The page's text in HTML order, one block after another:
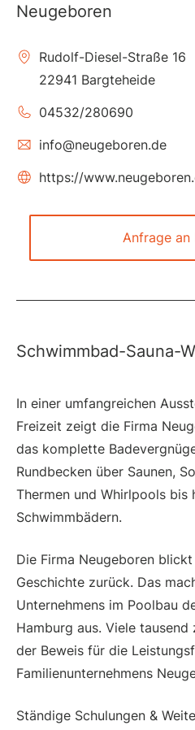
Neugeboren
Rudolf-Diesel-Straße 16
22941 Bargteheide
04532/280690
info@neugeboren.de
https://
Anfrage an
Schwimmbad-Sauna-
In einer umfangreichen
Freizeit zeigt die Firma
das komplette
Rundbecken über Saunen,
Thermen und Whirlpools bis
Schwimmbädern.
Die Firma Neugeboren
Geschichte zurück. Das
Unternehmens im Poolbau
Hamburg aus. Viele tausend
der Beweis für die
Familienunternehmens
Ständige Schulungen &